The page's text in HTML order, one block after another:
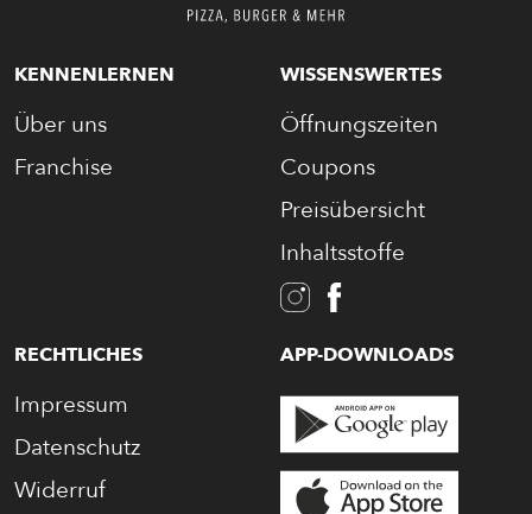
VEGI/VEGAN
DIPS/EXTRAS
KENNENLERNEN
Über uns
Franchise
WISSENSWERTES
Öffnungszeiten
Coupons
Preisübersicht
Inhaltsstoffe
RECHTLICHES
Impressum
Datenschutz
Widerruf
APP-DOWNLOADS